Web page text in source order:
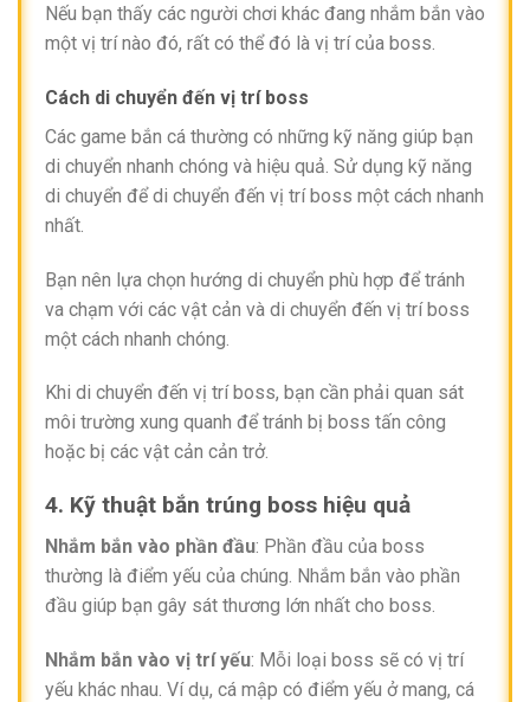
Nếu bạn thấy các người chơi khác đang nhắm bắn vào
một vị trí nào đó, rất có thể đó là vị trí của boss.
Cách di chuyển đến vị trí boss
Các game bắn cá thường có những kỹ năng giúp bạn
di chuyển nhanh chóng và hiệu quả. Sử dụng kỹ năng
di chuyển để di chuyển đến vị trí boss một cách nhanh
nhất.
Bạn nên lựa chọn hướng di chuyển phù hợp để tránh
va chạm với các vật cản và di chuyển đến vị trí boss
một cách nhanh chóng.
Khi di chuyển đến vị trí boss, bạn cần phải quan sát
môi trường xung quanh để tránh bị boss tấn công
hoặc bị các vật cản cản trở.
4. Kỹ thuật bắn trúng boss hiệu quả
Nhắm bắn vào phần đầu: Phần đầu của boss
thường là điểm yếu của chúng. Nhắm bắn vào phần
đầu giúp bạn gây sát thương lớn nhất cho boss.
Nhắm bắn vào vị trí yếu: Mỗi loại boss sẽ có vị trí
yếu khác nhau. Ví dụ, cá mập có điểm yếu ở mang, cá